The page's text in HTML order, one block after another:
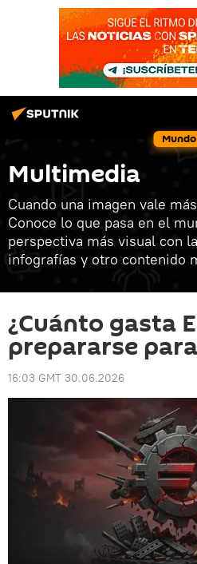
Mundo
Multimedia
Cuando una imagen vale
Conoce lo que pasa en el
perspectiva más visual con
infografías y otro contenido
¿Cuánto gasta
prepararse
16:03 GMT 30.06.2026